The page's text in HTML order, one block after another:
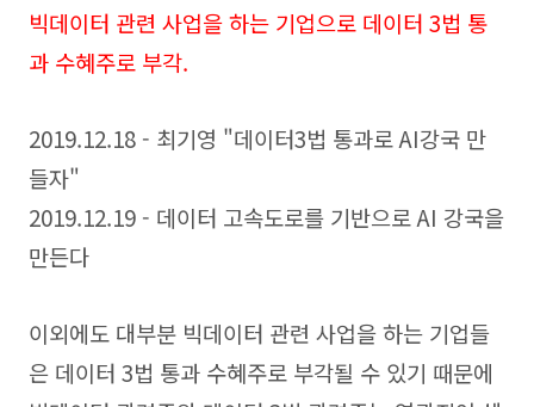
빅데이터 관련 사업을 하는 기업으로 데이터 3법 통
과 수혜주로 부각.
2019.12.18 - 최기영 "데이터3법 통과로 AI강국 만
들자"
2019.12.19 - 데이터 고속도로를 기반으로 AI 강국을
만든다
이외에도 대부분 빅데이터 관련 사업을 하는 기업들
은 데이터 3법 통과 수혜주로 부각될 수 있기 때문에